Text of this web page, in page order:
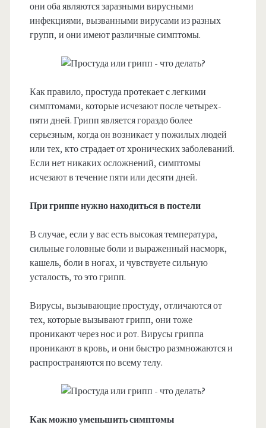
они оба являются заразными вирусными
инфекциями, вызванными вирусами из разных
групп, и они имеют различные симптомы.
Как правило, простуда протекает с легкими
симптомами, которые исчезают после четырех-
пяти дней. Грипп является гораздо более
серьезным, когда он возникает у пожилых людей
или тех, кто страдает от хронических заболеваний.
Если нет никаких осложнений, симптомы
исчезают в течение пяти или десяти дней.
При гриппе нужно находиться в постели
В случае, если у вас есть высокая температура,
сильные головные боли и выраженный насморк,
кашель, боли в ногах, и чувствуете сильную
усталость, то это грипп.
Вирусы, вызывающие простуду, отличаются от
тех, которые вызывают грипп, они тоже
проникают через нос и рот. Вирусы гриппа
проникают в кровь, и они быстро размножаются и
распространяются по всему телу.
Как можно уменьшить симптомы